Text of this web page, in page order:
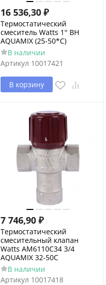
16 536,30 ₽
Термостатический
смеситель Watts 1'' BH
AQUAMIX (25-50*C)
В наличии
Артикул 10017421
В корзину
7 746,90 ₽
Термостатический
смесительный клапан
Watts AM6110C34 3/4
AQUAMIX 32-50C
В наличии
Артикул 10017418